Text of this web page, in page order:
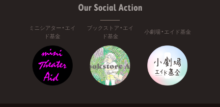
Our Social Action
ミニシアター・エイ
ド基金
ブックストア・エイ
ド基金
小劇場・エイド基金